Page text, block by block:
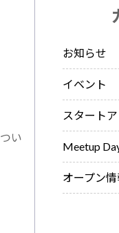
い
お知らせ
イベント
スタート
Meetup
オープン情